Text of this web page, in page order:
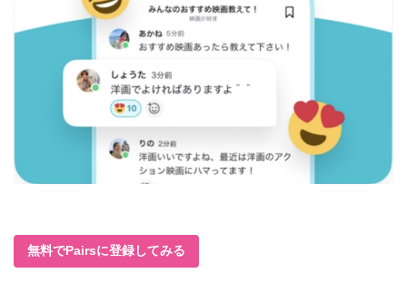
無料でPairsに登録してみる